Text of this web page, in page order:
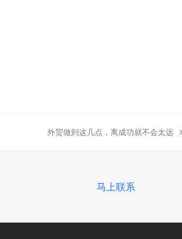
next
外贸做到这几点，离成功就不会太远
马上联系